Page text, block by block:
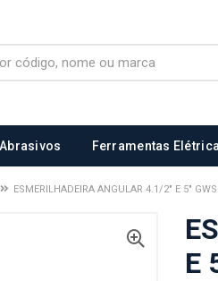
Abrasivos Ferramentas
ESMERILHADEIRA ANGULAR 4.1/2" E 5"
E